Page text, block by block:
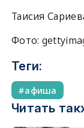
Таисия
Фото:
Теги:
афиша
Читать